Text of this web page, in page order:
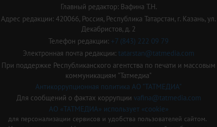
Главный редактор: Вафина Т.Н.
Адрес редакции: 420066, Россия, Республика Татарстан, г. Казань, ул.
Декабристов, д. 2
Телефон редакции: +7 (843) 222 09 79
Электронная почта редакции: tatarstan@tatmedia.com
При поддержке Республиканского агентства по печати и массовым
коммуникациям "Татмедиа"
Антикоррупционная политика АО "ТАТМЕДИА"
Для сообщений о фактах коррупции vafina@tatmedia.com
АО «ТАТМЕДИА» использует «cookie»
для персонализации сервисов и удобства пользователей сайтом.